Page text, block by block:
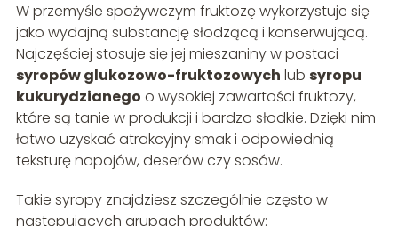
W przemyśle spożywczym fruktozę wykorzystuje się
jako wydajną substancję słodzącą i konserwującą.
Najczęściej stosuje się jej mieszaniny w postaci
syropów glukozowo-fruktozowych lub syropu
kukurydzianego o wysokiej zawartości fruktozy,
które są tanie w produkcji i bardzo słodkie. Dzięki nim
łatwo uzyskać atrakcyjny smak i odpowiednią
teksturę napojów, deserów czy sosów.
Takie syropy znajdziesz szczególnie często w
następujących grupach produktów: